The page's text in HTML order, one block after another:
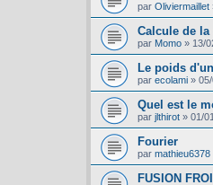
par Oliviermaillet
Calcule de la
par Momo » 13/
Le poids
par ecolami »
Quel est le
par jlthirot » 01/
Fourier
par mathieu6378
FUSION